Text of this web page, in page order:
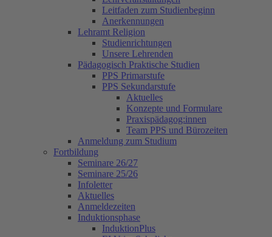
Leitfaden zum Studienbeginn
Anerkennungen
Lehramt Religion
Studienrichtungen
Unsere Lehrenden
Pädagogisch Praktische Studien
PPS Primarstufe
PPS Sekundarstufe
Aktuelles
Konzepte und Formulare
Praxispädagog:innen
Team PPS und Bürozeiten
Anmeldung zum Studium
Fortbildung
Seminare 26/27
Seminare 25/26
Infoletter
Aktuelles
Anmeldezeiten
Induktionsphase
InduktionPlus